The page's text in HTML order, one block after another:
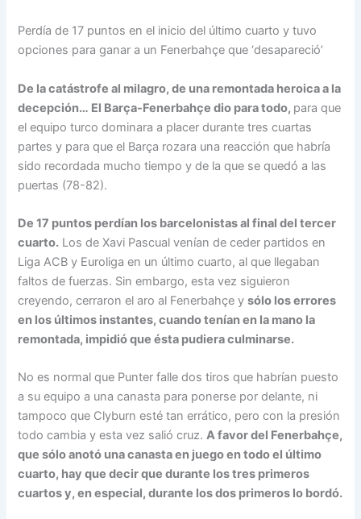
a
t
A
p
p
c
e
o
o
k
n
k
d
I
n
r
e
d
s
a
i
p
y
i
n
k
a
r
Perdía de 17 puntos en el inicio del último cuarto y tuvo
opciones para ganar a un Fenerbahçe que ‘desapareció’
De la catástrofe al milagro, de una remontada heroica a la
decepción… El Barça-Fenerbahçe dio para todo, para que
el equipo turco dominara a placer durante tres cuartas
partes y para que el Barça rozara una reacción que habría
sido recordada mucho tiempo y de la que se quedó a las
puertas (78-82).
De 17 puntos perdían los barcelonistas al final del tercer
cuarto. Los de Xavi Pascual venían de ceder partidos en
Liga ACB y Euroliga en un último cuarto, al que llegaban
faltos de fuerzas. Sin embargo, esta vez siguieron
creyendo, cerraron el aro al Fenerbahçe ysólo los errores
en los últimos instantes, cuando tenían en la mano la
remontada, impidió que ésta pudiera culminarse.
No es normal que Punter falle dos tiros que habrían puesto
a su equipo a una canasta para ponerse por delante, ni
tampoco que Clyburn esté tan errático, pero con la presión
todo cambia y esta vez salió cruz.A favor del Fenerbahçe,
que sólo anotó una canasta en juego en todo el último
cuarto, hay que decir que durante los tres primeros
cuartos y, en especial, durante los dos primeros lo bordó.